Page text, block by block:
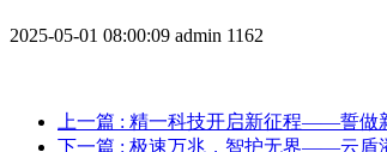
2025-05-01 08:00:09 admin 1162
上一篇 : 精一科技开启新征程——誓做
下一篇 : 极速万兆，智护无界——云盾